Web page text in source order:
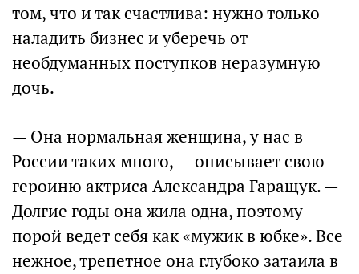
том, что и так счастлива: нужно только
наладить бизнес и уберечь от
необдуманных поступков неразумную
дочь.
— Она нормальная женщина, у нас в
России таких много, — описывает свою
героиню актриса Александра Гаращук. —
Долгие годы она жила одна, поэтому
порой ведет себя как «мужик в юбке». Все
нежное, трепетное она глубоко затаила в